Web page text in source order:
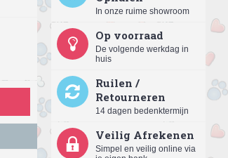
In onze ruime showroom
Op voorraad
De volgende werkdag in
huis
Ruilen /
Retourneren
14 dagen bedenktermijn
Veilig Afrekenen
Simpel en veilig online via